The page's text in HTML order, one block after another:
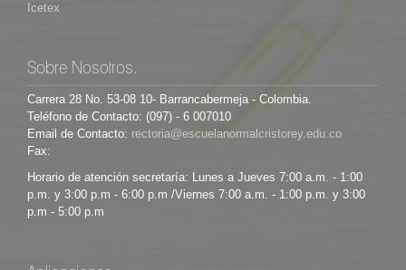
Icetex
Sobre Nosotros.
Carrera 28 No. 53-08 10- Barrancabermeja - Colombia.
Teléfono de Contacto: (097) - 6 007010
Email de Contacto:
Fax:
Horario de atención secretaría: Lunes a Jueves 7:00 a.m. - 1:00
p.m. y 3:00 p.m - 6:00 p.m /Viernes 7:00 a.m. - 1:00 p.m. y 3:00
p.m - 5:00 p.m